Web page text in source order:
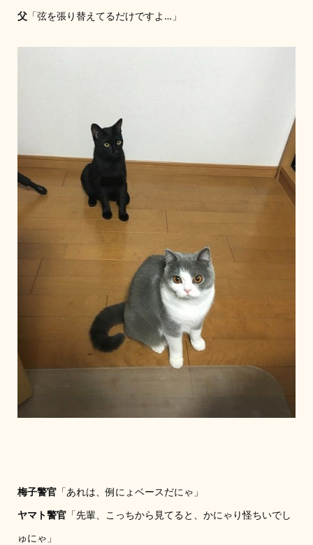
父「弦を張り替えてるだけですよ…」
梅子警官「あれは、例にょベースだにゃ」
ヤマト警官「先輩、こっちから見てると、かにゃり怪ちいでし
ゅにゃ」